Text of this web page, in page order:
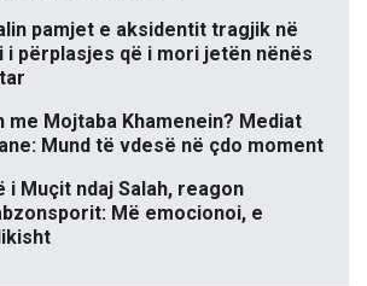
pamjet e aksidentit tragjik në
i përplasjes që i mori jetën nënës
me Mojtaba Khamenein? Mediat
Mund të vdesë në çdo moment
i Muçit ndaj Salah, reagon
Më emocionoi, e